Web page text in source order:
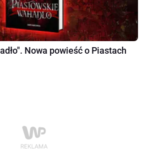
Nowa powieść o Piastach